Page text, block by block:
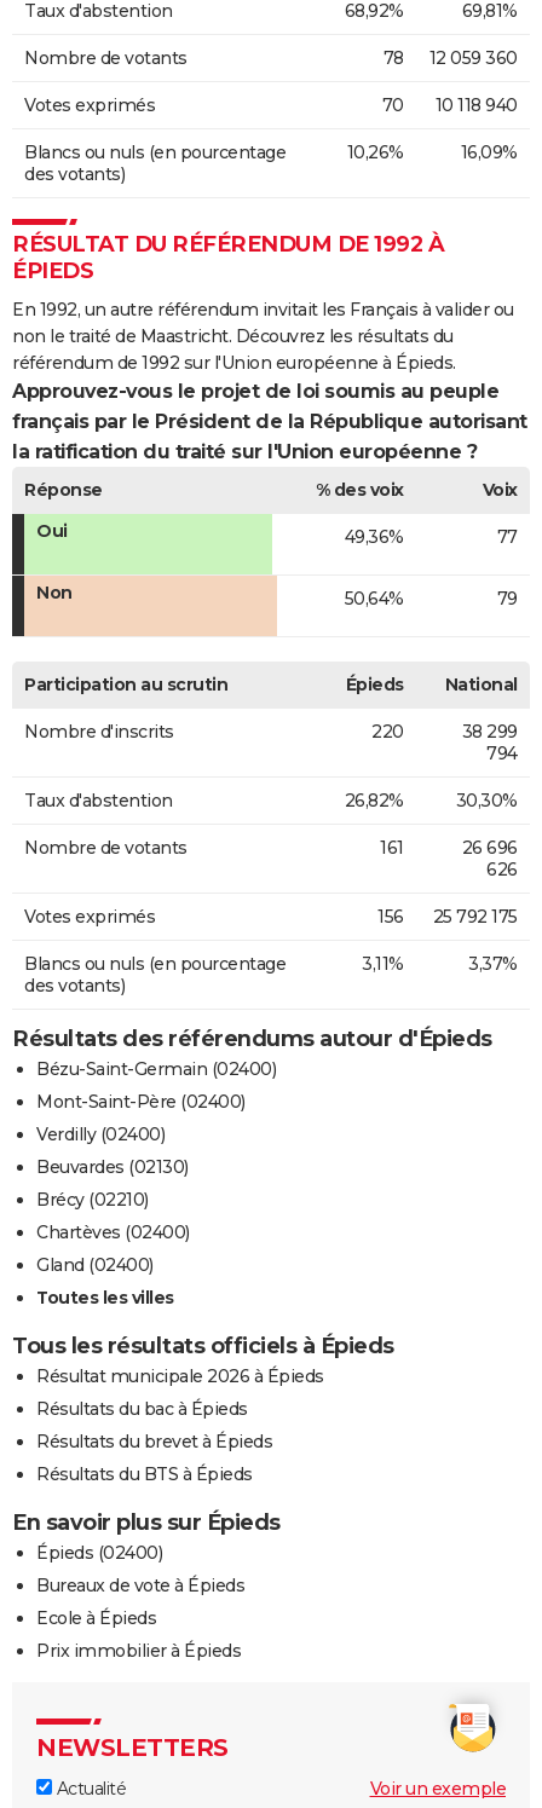
Taux d'abstention 68,92% 69,81%
Nombre de votants 78 12 059 360
Votes exprimés 70 10 118 940
Blancs ou nuls (en pourcentage
des votants)
10,26% 16,09%
RÉSULTAT DU RÉFÉRENDUM DE 1992 À
ÉPIEDS
En 1992, un autre référendum invitait les Français à valider ou
non le traité de Maastricht. Découvrez les résultats du
référendum de 1992 sur l'Union européenne à Épieds.
Approuvez-vous le projet de loi soumis au peuple
français par le Président de la République autorisant
la ratification du traité sur l'Union européenne ?
Réponse % des voix
Voix
Oui
49,36% 77
Non 50,64% 79
Participation au scrutin Épieds National
Nombre d'inscrits 220
38 299
794
Taux d'abstention 26,82% 30,30%
Nombre de votants 161
26 696
626
Votes exprimés 156 25 792 175
Blancs ou nuls (en pourcentage
des votants)
3,11% 3,37%
Résultats des référendums autour d'Épieds
Bézu-Saint-Germain (02400)
Mont-Saint-Père (02400)
Verdilly (02400)
Beuvardes (02130)
Brécy (02210)
Chartèves (02400)
Gland (02400)
Toutes les villes
Tous les résultats officiels à Épieds
Résultat municipale 2026 à Épieds
Résultats du bac à Épieds
Résultats du brevet à Épieds
Résultats du BTS à Épieds
En savoir plus sur Épieds
Épieds (02400)
Bureaux de vote à Épieds
Ecole à Épieds
Prix immobilier à Épieds
NEWSLETTERS
Actualité
Voir un exemple